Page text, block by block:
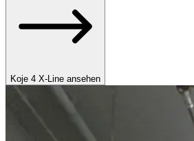
Koje 4 X-Line ansehen